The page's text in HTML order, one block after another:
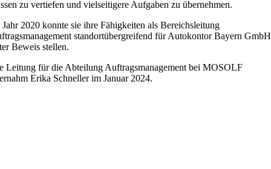
zu vertiefen und vielseitigere Aufgaben zu übernehmen.
2020 konnte sie ihre Fähigkeiten als Bereichsleitung
standortübergreifend für Autokontor Bayern GmbH
Beweis stellen.
Leitung für die Abteilung Auftragsmanagement bei MOSOLF
Erika Schneller im Januar 2024.